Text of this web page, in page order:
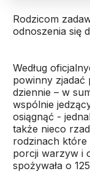
Rodzicom
odnoszenia się
Według
powinny
dziennie – w
wspólnie
osiągnąć -
także nieco
rodzinach które
porcji warzyw i
spożywała o